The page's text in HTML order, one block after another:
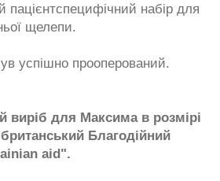
пацієнтспецифічний набір для
щелепи.
успішно прооперований.
виріб для Максима в розмірі
Благодійний
aid".